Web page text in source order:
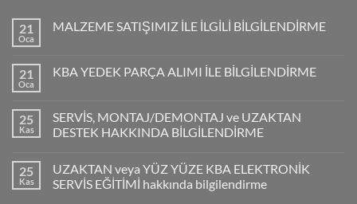
21
Oca
MALZEME SATIŞIMIZ İLE İLGİLİ BİLGİLENDİRME
21
Oca
KBA YEDEK PARÇA ALIMI İLE BİLGİLENDİRME
25
Kas
SERVİS, MONTAJ/DEMONTAJ ve UZAKTAN
DESTEK HAKKINDA BİLGİLENDİRME
25
Kas
UZAKTAN veya YÜZ YÜZE KBA ELEKTRONİK
SERVİS EĞİTİMİ hakkında bilgilendirme